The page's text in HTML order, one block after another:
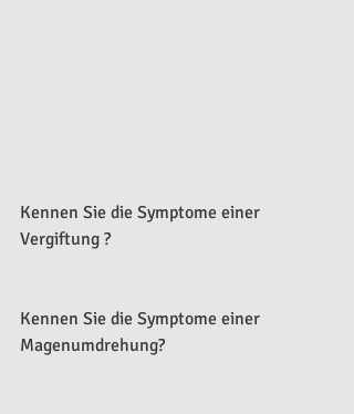
Kennen Sie die Symptome einer
Vergiftung ?
Kennen Sie die Symptome einer
Magenumdrehung?